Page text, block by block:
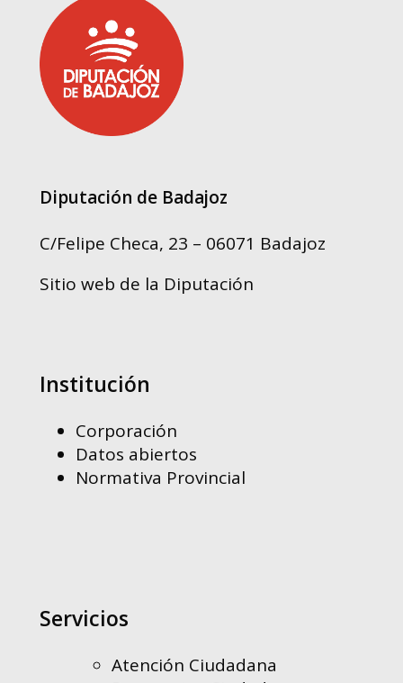
Diputación de Badajoz
C/Felipe Checa, 23 – 06071 Badajoz
Sitio web de la Diputación
Institución
Corporación
Datos abiertos
Normativa Provincial
Servicios
Atención Ciudadana